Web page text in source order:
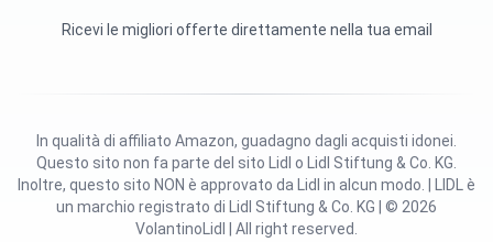
Ricevi le migliori offerte direttamente nella tua email
Questo sito non fa parte del sito Lidl o Lidl Stiftung & Co. KG.
Inoltre, questo sito NON è approvato da Lidl in alcun modo. | LIDL è
un marchio registrato di Lidl Stiftung & Co. KG | © 2026
VolantinoLidl | All right reserved.
In qualità di affiliato Amazon, guadagno dagli acquisti idonei.